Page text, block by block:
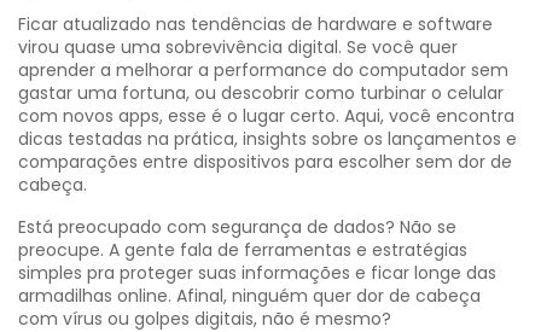
Ficar atualizado nas tendências de hardware e software
virou quase uma sobrevivência digital. Se você quer
aprender a melhorar a performance do computador sem
gastar uma fortuna, ou descobrir como turbinar o celular
com novos apps, esse é o lugar certo. Aqui, você encontra
dicas testadas na prática, insights sobre os lançamentos e
comparações entre dispositivos para escolher sem dor de
cabeça.
Está preocupado com segurança de dados? Não se
preocupe. A gente fala de ferramentas e estratégias
simples pra proteger suas informações e ficar longe das
armadilhas online. Afinal, ninguém quer dor de cabeça
com vírus ou golpes digitais, não é mesmo?